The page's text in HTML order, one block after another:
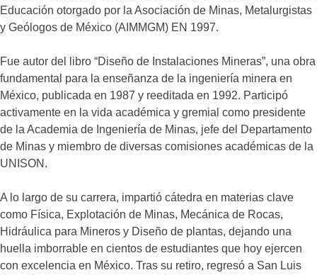
Educación otorgado por la Asociación de Minas, Metalurgistas
y Geólogos de México (AIMMGM) EN 1997.
Fue autor del libro “Diseño de Instalaciones Mineras”, una obra
fundamental para la enseñanza de la ingeniería minera en
México, publicada en 1987 y reeditada en 1992. Participó
activamente en la vida académica y gremial como presidente
de la Academia de Ingeniería de Minas, jefe del Departamento
de Minas y miembro de diversas comisiones académicas de la
UNISON.
A lo largo de su carrera, impartió cátedra en materias clave
como Física, Explotación de Minas, Mecánica de Rocas,
Hidráulica para Mineros y Diseño de plantas, dejando una
huella imborrable en cientos de estudiantes que hoy ejercen
con excelencia en México. Tras su retiro, regresó a San Luis